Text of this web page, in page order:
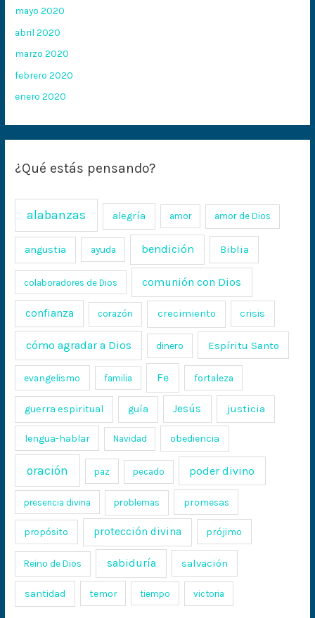
mayo 2020
abril 2020
marzo 2020
febrero 2020
enero 2020
¿Qué estás pensando?
alabanzas alegría amor amor de Dios
angustia ayuda bendición Biblia
colaboradores de Dios comunión con Dios
confianza corazón crecimiento crisis
cómo agradar a Dios dinero Espíritu Santo
evangelismo familia Fe fortaleza
guerra espiritual guía Jesús justicia
lengua-hablar Navidad obediencia
oración paz pecado poder divino
presencia divina problemas promesas
propósito protección divina prójimo
Reino de Dios sabiduría salvación
santidad temor tiempo victoria